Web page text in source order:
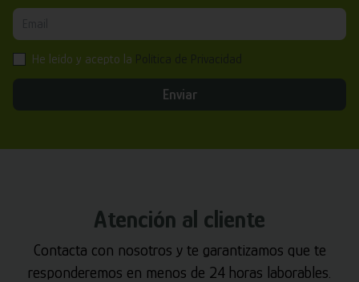
He leído y acepto la
Enviar
Atención al cliente
Contacta con nosotros y te garantizamos que te
responderemos en menos de 24 horas laborables.